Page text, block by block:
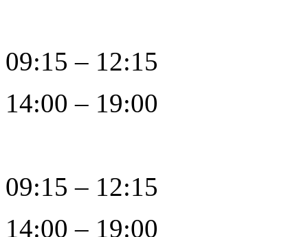
09:15 – 12:15
14:00 – 19:00
09:15 – 12:15
14:00 – 19:00